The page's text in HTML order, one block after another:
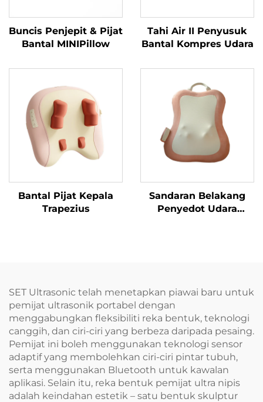
Buncis Penjepit & Pijat
Bantal MINIPillow
Tahi Air II Penyusuk
Bantal Kompres Udara
Bantal Pijat Kepala
Trapezius
Sandaran Belakang
Penyedot Udara
SET Ultrasonic telah menetapkan piawai baru untuk
pemijat ultrasonik portabel dengan
menggabungkan fleksibiliti reka bentuk, teknologi
canggih, dan ciri-ciri yang berbeza daripada pesaing.
Pemijat ini boleh menggunakan teknologi sensor
adaptif yang membolehkan ciri-ciri pintar tubuh,
serta menggunakan Bluetooth untuk kawalan
aplikasi. Selain itu, reka bentuk pemijat ultra nipis
adalah keindahan estetik – satu bentuk skulptur